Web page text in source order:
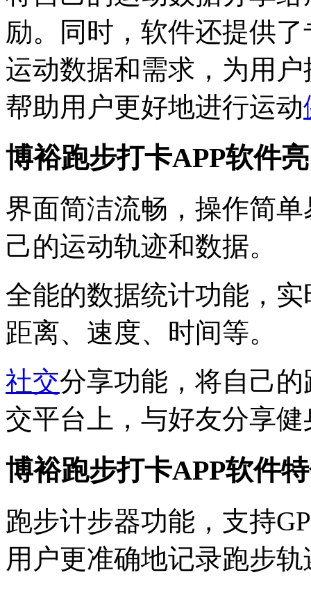
励。同时，软件还提供
运动数据和需求，为用
帮助用户更好地进行运动
博裕跑步打卡APP软件
界面简洁流畅，操作简
己的运动轨迹和数据。
全能的数据统计功能，
距离、速度、时间等。
社交分享功能，将自己
交平台上，与好友分享
博裕跑步打卡APP软件
跑步计步器功能，支持
用户更准确地记录跑步